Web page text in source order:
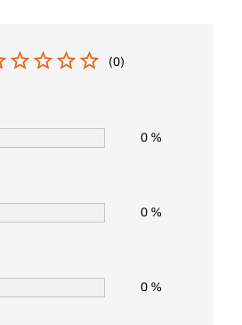
(0)
0 %
0 %
0 %